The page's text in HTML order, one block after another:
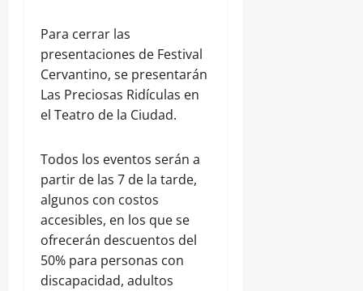
Para cerrar las
presentaciones de Festival
Cervantino, se presentarán
Las Preciosas Ridículas en
el Teatro de la Ciudad.
Todos los eventos serán a
partir de las 7 de la tarde,
algunos con costos
accesibles, en los que se
ofrecerán descuentos del
50% para personas con
discapacidad, adultos